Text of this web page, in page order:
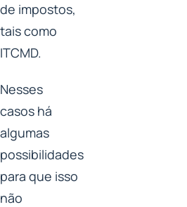
de impostos,
tais como
ITCMD.
Nesses
casos há
algumas
possibilidades
para que isso
não